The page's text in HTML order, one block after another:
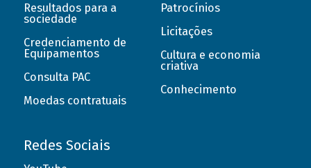
Resultados para a
sociedade
Credenciamento de
Equipamentos
Consulta PAC
Moedas contratuais
Patrocínios
Licitações
Cultura e economia
criativa
Conhecimento
Redes Sociais